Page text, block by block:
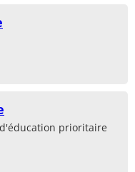
prioritaire